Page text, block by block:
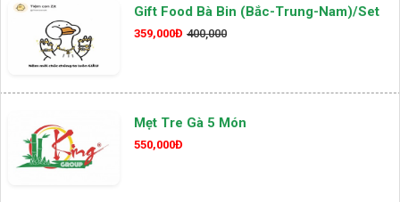
Gift Food Bà Bin (Bắc-Trung-Nam)/set
359,000Đ 400,000
Mẹt Tre Gà 5 Món
550,000Đ